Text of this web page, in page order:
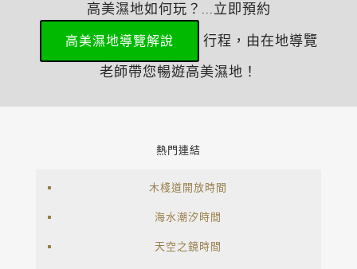
高美濕地如何玩？...立即預約
高美濕地導覽解說
行程，由在地導覽
老師帶您暢遊高美濕地！
熱門連結
木棧道開放時間
海水潮汐時間
天空之鏡時間